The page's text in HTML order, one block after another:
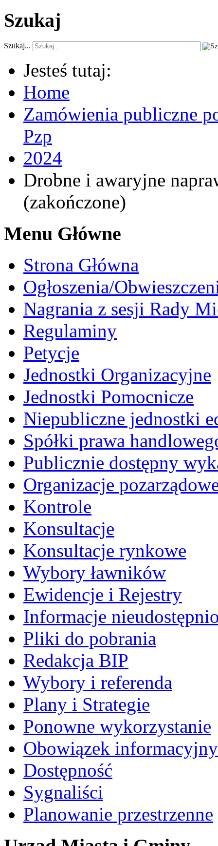
Szukaj
Szukaj...
Jesteś tutaj:
Home
Zamówienia publiczne
Pzp
2024
Drobne i awaryjne
(zakończone)
Menu Główne
Strona Główna
Ogłoszenia/
Nagrania z sesji Rady
Regulaminy
Petycje
Jednostki Organizacyjne
Jednostki Pomocnicze
Niepubliczne jednostki
Spółki prawa
Publicznie dostępny
Organizacje
Kontrole
Konsultacje
Konsultacje rynkowe
Wybory ławników
Ewidencje i Rejestry
Informacje
Pliki do pobrania
Redakcja BIP
Wybory i referenda
Plany i Strategie
Ponowne wykorzystanie
Obowiązek informacyjny
Dostępność
Sygnaliści
Planowanie przestrzenne